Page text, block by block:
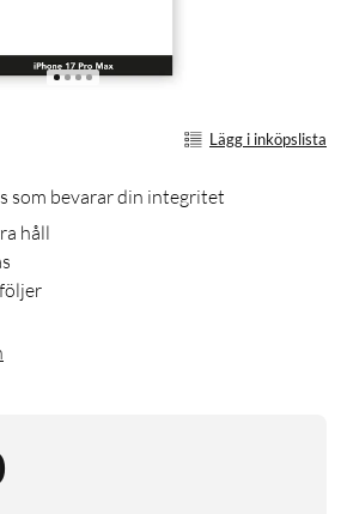
Lägg i inköpslista
som bevarar din integritet
håll